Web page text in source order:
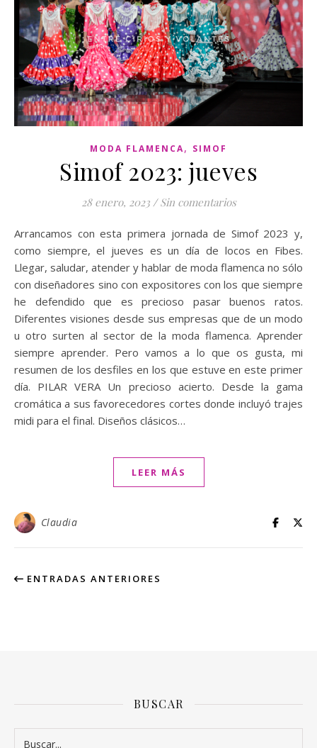
MODA FLAMENCA, SIMOF
Simof 2023: jueves
28 enero, 2023 / Sin comentarios
Arrancamos con esta primera jornada de Simof 2023 y,
como siempre, el jueves es un día de locos en Fibes.
Llegar, saludar, atender y hablar de moda flamenca no sólo
con diseñadores sino con expositores con los que siempre
he defendido que es precioso pasar buenos ratos.
Diferentes visiones desde sus empresas que de un modo
u otro surten al sector de la moda flamenca. Aprender
siempre aprender. Pero vamos a lo que os gusta, mi
resumen de los desfiles en los que estuve en este primer
día. PILAR VERA Un precioso acierto. Desde la gama
cromática a sus favorecedores cortes donde incluyó trajes
midi para el final. Diseños clásicos…
LEER MÁS
Claudia
ENTRADAS ANTERIORES
BUSCAR